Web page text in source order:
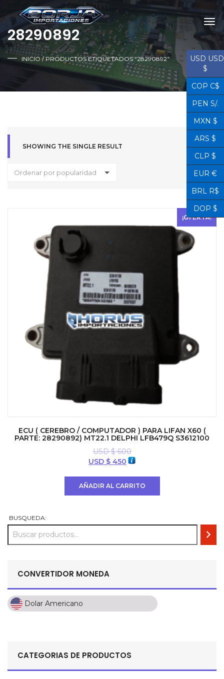
28290892
INICIO/ PRODUCTOS ETIQUETADOS “28290892”
SHOWING THE SINGLE RESULT
Ordenar por popularidad
¡OFERTA!
ECU ( CEREBRO / COMPUTADOR ) PARA LIFAN X60 (
PARTE: 28290892) MT22.1 DELPHI LFB479Q S3612100
USD $600
El
USD $ 450 El
AÑADIR AL CARRITO
BUSQUEDA:
CONVERTIDOR MONEDA
Dolar Americano
Dolar Americano
Pesos Mexicanos
CATEGORIAS DE PRODUCTOS
USD USD
$
COP C$
PEN S/.
MXN $
ARS $
CLP $
EUR €
BRL R$
DOP $